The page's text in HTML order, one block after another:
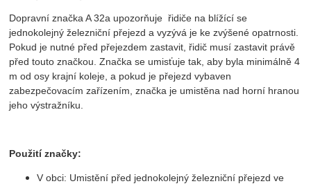
Dopravní značka A 32a upozorňuje řidiče na blížící se
jednokolejný železniční přejezd a vyzývá je ke zvýšené opatrnosti.
Pokud je nutné před přejezdem zastavit, řidič musí zastavit právě
před touto značkou. Značka se umisťuje tak, aby byla minimálně 4
m od osy krajní koleje, a pokud je přejezd vybaven
zabezpečovacím zařízením, značka je umistěna nad horní hranou
jeho výstražníku.
Použití značky:
V obci: Umistění před jednokolejný železniční přejezd ve